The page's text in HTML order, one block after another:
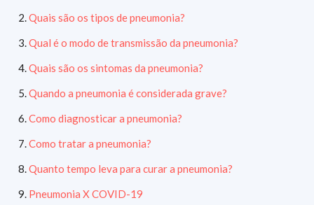
Quais são os tipos de pneumonia?
Qual é o modo de transmissão da pneumonia?
Quais são os sintomas da pneumonia?
Quando a pneumonia é considerada grave?
Como diagnosticar a pneumonia?
Como tratar a pneumonia?
Quanto tempo leva para curar a pneumonia?
Pneumonia X COVID-19